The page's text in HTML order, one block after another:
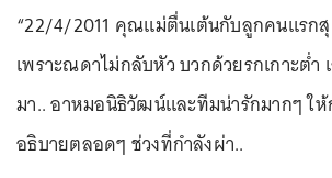
“22/4/2011 คุณแม่ตื่นเต้นกับลูกคนแรก
เพราะณดาไม่กลับหัว บวกด้วยรกเกาะต่ำ
มา.. อาหมอนิธิวัฒน์และทีมน่ารักมากๆ ให้
อธิบายตลอดๆ ช่วงที่กำลังผ่า..